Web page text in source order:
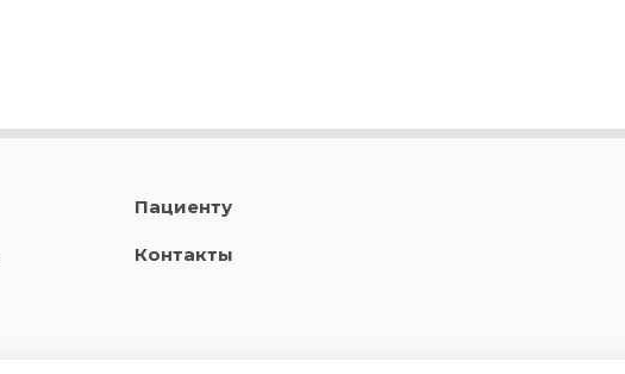
Пациенту
Контакты